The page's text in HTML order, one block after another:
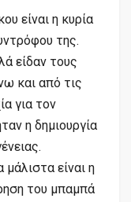
είναι η κυρία
της.
είδαν τους
και από τις
για τον
η δημιουργία
είναι η
του μπαμπά